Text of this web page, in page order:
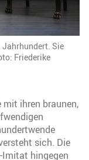
Jahrhundert. Sie
Friederike
ihren braunen,
sich. Die
Imitat hingegen